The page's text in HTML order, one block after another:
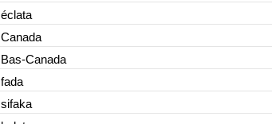
éclata
Canada
Bas-Canada
fada
sifaka